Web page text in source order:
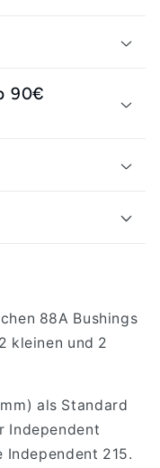
90€
88A Bushings
kleinen und 2
als Standard
Independent
Independent 215.